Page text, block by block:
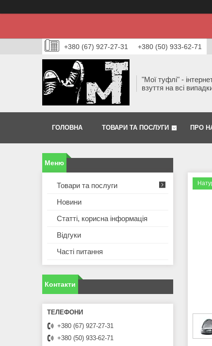
+380 (67) 927-27-31 +380 (50) 933-62-71
"Мої туфлі" -
взуття на всі
ГОЛОВНА ТОВАРИ ТА ПОСЛУГИ ПРО
Товари та послуги
Новини
Статті, корисна інформація
Відгуки
Часті питання
Контакти
+380 (67) 927-27-31
+380 (50) 933-62-71